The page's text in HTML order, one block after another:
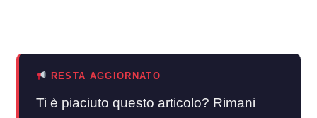
RESTA AGGIORNATO
Ti è piaciuto questo articolo? Rimani